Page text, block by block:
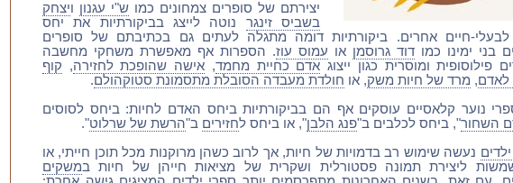
יצירתם של סופרים צמחונים כמו ש"י עגנון ויצחק
בשביס זינגר נוטה לייצג בביקורתיות את יחס
חיים אחרים. ביקורתיות דומה מתגלה לעתים גם בכתיבתם של סופרים
בני ימינו כמו דוד גרוסמן או עמוס עוז. הספרות אף מאפשרת משחקי מחשבה
פילוסופית ומוסרית כגון ייצוג אדם כחיית מחמד, אישה שהופכת לחזירה, קוף
לאדם, מרד של חיות משק, או חולדת מעבדה הסובלת מתסמונת סטוקהולם.
נוער קלאסיים עוסקים אף הם בביקורתיות ביחס האדם לחיות: ביחס לסוסים
השחור", ביחס לכלבים ב"פנג הלבן", או ביחס לחזירים ב"הרשת של שרלוט".
נעשה שימוש רב בדמויות של חיות, אך לרוב כשהן מרוקנות מכל תוכן חייתי, או
ליצירת תמונה פסטורלית ושקרית של מציאות חייהן של חיות במשקים